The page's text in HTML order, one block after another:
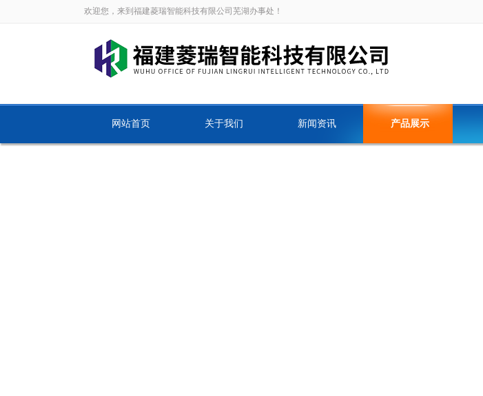
欢迎您，来到福建菱瑞智能科技有限公司芜湖办事处！
网站首页 关于我们 新闻资讯 产品展示